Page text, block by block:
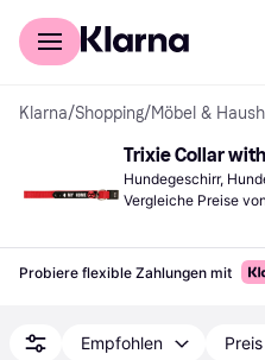
Für Shopper
Klarna/Shopping/Möbel &
Trixie Collar
Hundegeschirr,
Vergleiche Preise von
Probiere flexible Zahlungen mit
Empfohlen